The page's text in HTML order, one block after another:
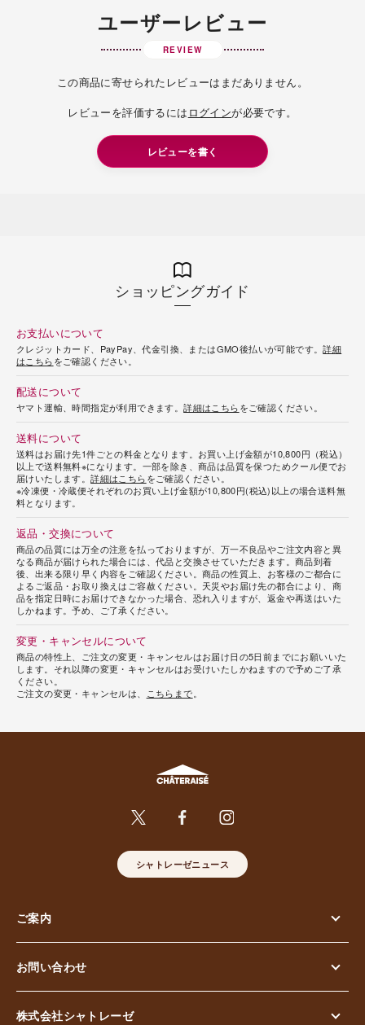
ユーザーレビュー
REVIEW
この商品に寄せられたレビューはまだありません。
レビューを評価するには ログインが必要です。
レビューを書く
ショッピングガイド
お支払いについて
クレジットカード、PayPay、代金引換、またはGMO後払いが可能です。詳細
はこちらをご確認ください。
配送について
ヤマト運輸、時間指定が利用できます。詳細はこちらをご確認ください。
送料について
送料はお届け先1件ごとの料金となります。お買い上げ金額が10,800円（税込）
以上で送料無料※になります。一部を除き、商品は品質を保つためクール便でお
届けいたします。詳細はこちらをご確認ください。
※冷凍便・冷蔵便それぞれのお買い上げ金額が10,800円(税込)以上の場合送料無
料となります。
返品・交換について
商品の品質には万全の注意を払っておりますが、万一不良品やご注文内容と異
なる商品が届けられた場合には、代品と交換させていただきます。商品到着
後、出来る限り早く内容をご確認ください。商品の性質上、お客様のご都合に
よるご返品・お取り換えはご容赦ください。天災やお届け先の都合により、商
品を指定日時にお届けできなかった場合、恐れ入りますが、返金や再送はいた
しかねます。予め、ご了承ください。
変更・キャンセルについて
商品の特性上、ご注文の変更・キャンセルはお届け日の5日前までにお願いいた
します。それ以降の変更・キャンセルはお受けいたしかねますので予めご了承
ください。
ご注文の変更・キャンセルは、
こちらまで
シャトレーゼニュース
ご案内
お問い合わせ
株式会社シャトレーゼ